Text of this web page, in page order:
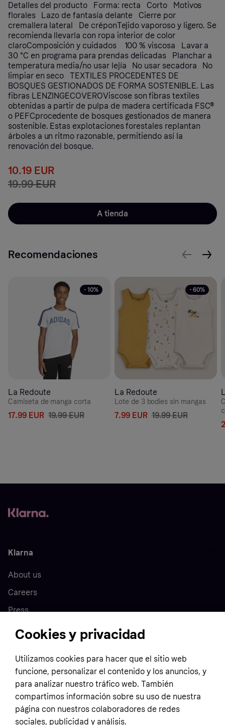
Detalles del producto Forma: recta Corto Motivos
florales Lazo de fantasía delante Cierre por
cremallera lateral De créponTejido vaporoso y ligero. Se
recomienda llevarla con ropa interior de color
claroComposición y cuidados 100 % viscosa Lavar a
30 °C en programa para prendas delicadas Planchar a
temperatura media/no usar lejía No usar secadora No
limpiar en seco TEXTILES PROCEDENTES DE
BOSQUES GESTIONADOS DE FORMA SOSTENIBLE. Las
fibras LENZINGECOVEROViscose son fibras textiles
obtenidas a partir de pulpa de madera certificada FSC®
o PEFCprocedente de bosques gestionados de manera
sostenible. Estas explotaciones forestales replantan
árboles a un ritmo razonable, permitiendo así la
renovación del bosque.
10.19 EUR
19.99 EUR
A tienda
Recomendaciones
- 10%
La Redoute
Camiseta de manga corta
17.99 EUR 19.99 EUR
- 60%
La Redoute
Lote de 3 bodies sin mangas
7.99 EUR 19.99 EUR
Klarna
About us
Careers
Press
Customer service
Terms & conditions
Privacy policy
Business
Sell with Klarna
Cookies y privacidad
Utilizamos cookies para hacer que el sitio web
funcione, personalizar el contenido y los anuncios, y
para analizar nuestro tráfico web. También
compartimos información sobre su uso de nuestra
página con nuestros colaboradores de redes
sociales, publicidad y análisis.